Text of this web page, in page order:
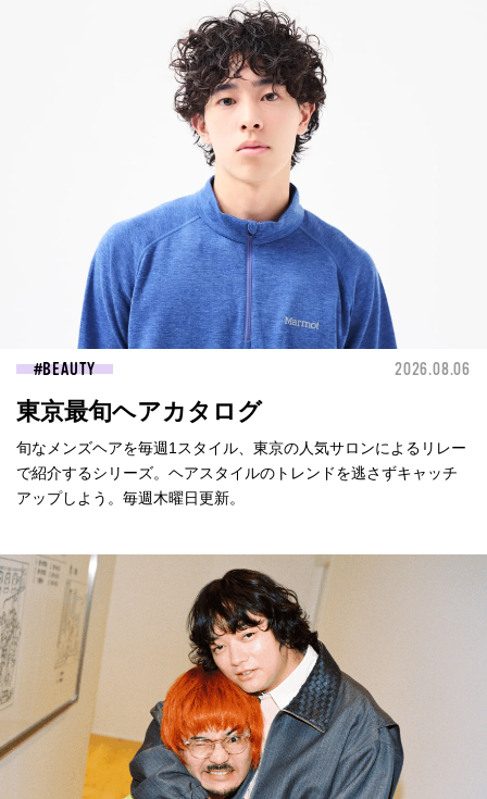
BEAUTY 2026.08.06
東京最旬ヘアカタログ
旬なメンズヘアを毎週1スタイル、東京の人気サロンによるリレー
で紹介するシリーズ。ヘアスタイルのトレンドを逃さずキャッチ
アップしよう。毎週木曜日更新。